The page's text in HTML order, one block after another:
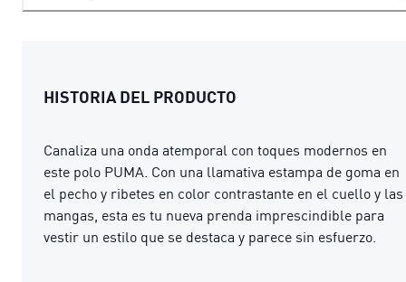
HISTORIA DEL PRODUCTO
Canaliza una onda atemporal con toques modernos en
este polo PUMA. Con una llamativa estampa de goma en
el pecho y ribetes en color contrastante en el cuello y las
mangas, esta es tu nueva prenda imprescindible para
vestir un estilo que se destaca y parece sin esfuerzo.